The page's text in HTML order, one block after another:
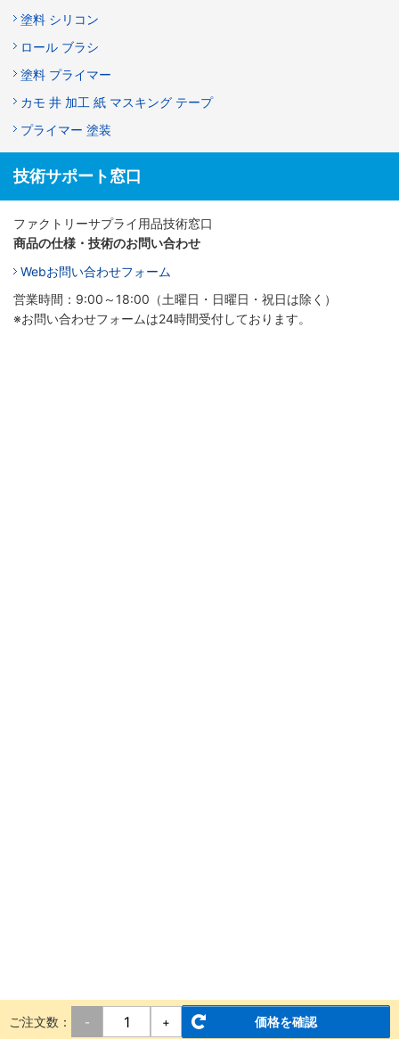
塗料 シリコン
ロール ブラシ
塗料 プライマー
カモ 井 加工 紙 マスキング テープ
プライマー 塗装
技術サポート窓口
ファクトリーサプライ用品技術窓口
商品の仕様・技術のお問い合わせ
Webお問い合わせフォーム
営業時間：9:00～18:00（土曜日・日曜日・祝日は除く）
※お問い合わせフォームは24時間受付しております。
ご注文数： - +
価格を確認